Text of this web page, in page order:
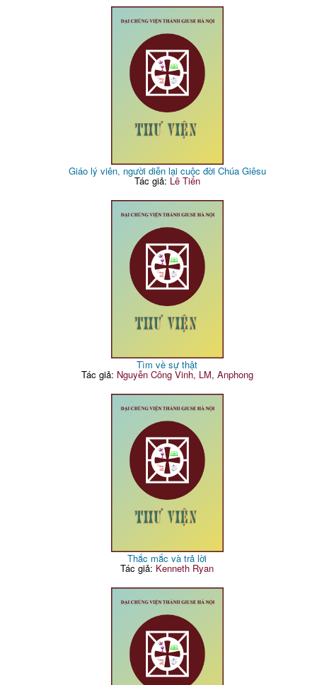
Giáo lý viên, người diễn lại cuộc đời Chúa Giêsu
Tác giả: Lê Tiến
Tìm về sự thật
Tác giả: Nguyễn Công Vinh, LM, Anphong
Thắc mắc và trả lời
Tác giả: Kenneth Ryan